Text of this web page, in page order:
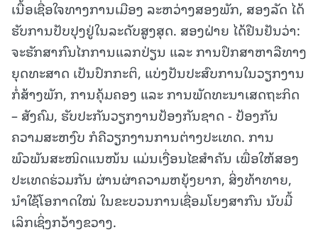
ເນື້ອເຊື່ອໃຈທາງການເມືອງ ລະຫວ່າງສອງພັກ, ສອງລັດ ໄດ້
ຮັບການປັບປຸງຢູ່ໃນລະດັບສູງສຸດ. ສອງຝ່າຍ ໄດ້ຢືນຢັນວ່າ:
ຈະຮັກສາກົນໄກການແລກປ່ຽນ ແລະ ການປຶກສາຫາລືທາງ
ຍຸດທະສາດ ເປັນປົກກະຕິ, ແບ່ງປັນປະສົບການໃນວຽກງານ
ກໍ່ສ້າງພັກ, ການຄຸ້ມຄອງ ແລະ ການພັດທະນາເສດຖະກິດ
– ສັງຄົມ, ຮັບປະກັນວຽກງານປ້ອງກັນຊາດ - ປ້ອງກັນ
ຄວາມສະຫງົບ ກໍຄືວຽກງານການຕ່າງປະເທດ. ການ
ພົວພັນສະໜິດແນໜ້ນ ແມ່ນເງື່ອນໄຂສໍາຄັນ ເພື່ອໃຫ້ສອງ
ປະເທດຮ່ວມກັນ ຜ່ານຜ່າຄວາມຫຍຸ້ງຍາກ, ສິ່ງທ້າທາຍ,
ນໍາໃຊ້ໂອກາດໃໝ່ ໃນຂະບວນການເຊື່ອມໂຍງສາກົນ ນັບມື້
ເລິກເຊິ່ງກວ້າງຂວາງ.